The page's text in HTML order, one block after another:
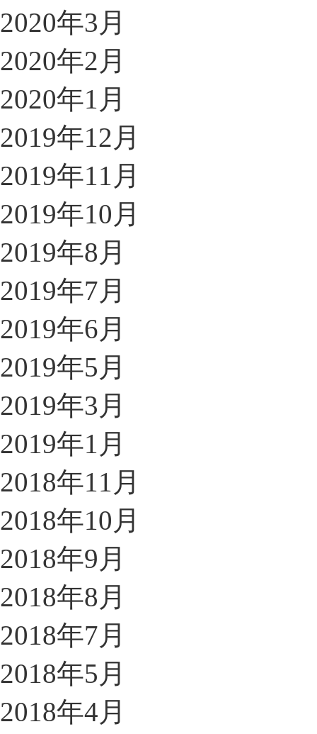
2020年3月
2020年2月
2020年1月
2019年12月
2019年11月
2019年10月
2019年8月
2019年7月
2019年6月
2019年5月
2019年3月
2019年1月
2018年11月
2018年10月
2018年9月
2018年8月
2018年7月
2018年5月
2018年4月